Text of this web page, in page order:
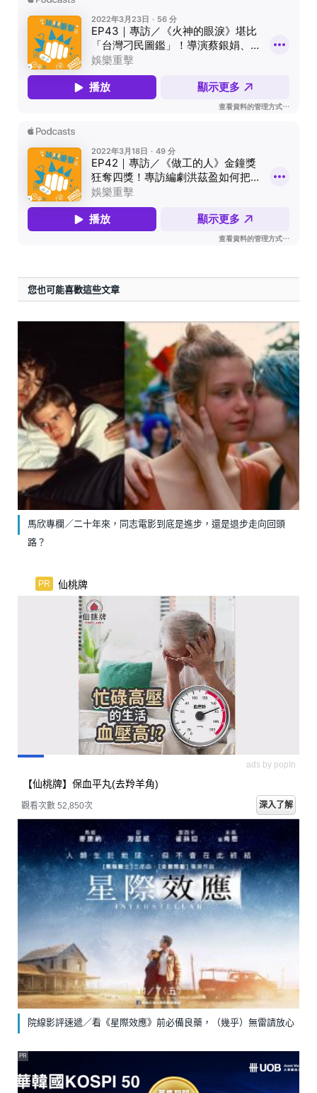
您也可能喜歡這些文章
馬欣專欄／二十年來，同志電影到底是進步，還是退步走向回頭
路？
PR 仙桃牌
ads by popIn
【仙桃牌】保血平丸(去羚羊角)
觀看次數 52,857次 深入了解
院線影評速遞／看《星際效應》前必備良藥，（幾乎）無雷請放心
PR